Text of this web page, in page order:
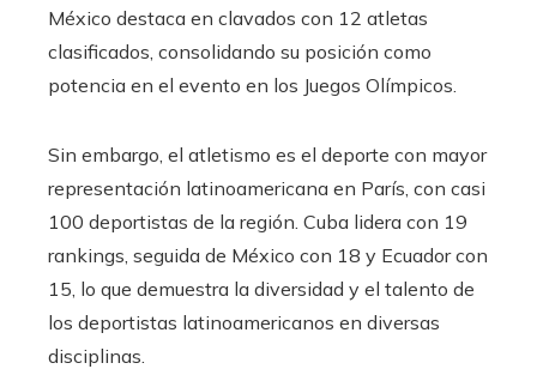
México destaca en clavados con 12 atletas
clasificados, consolidando su posición como
potencia en el evento en los Juegos Olímpicos.
Sin embargo, el atletismo es el deporte con mayor
representación latinoamericana en París, con casi
100 deportistas de la región. Cuba lidera con 19
rankings, seguida de México con 18 y Ecuador con
15, lo que demuestra la diversidad y el talento de
los deportistas latinoamericanos en diversas
disciplinas.